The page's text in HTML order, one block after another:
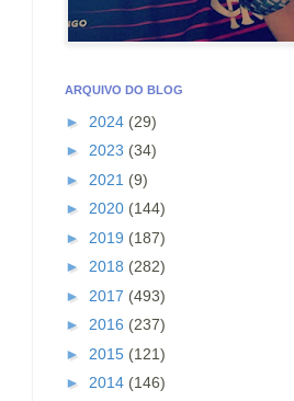
ARQUIVO DO BLOG
► 2024 (29)
► 2023 (34)
► 2021 (9)
► 2020 (144)
► 2019 (187)
► 2018 (282)
► 2017 (493)
► 2016 (237)
► 2015 (121)
► 2014 (146)